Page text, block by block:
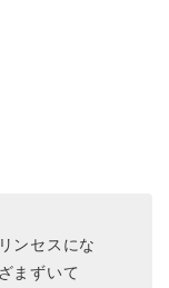
ンセスにな
まずいて